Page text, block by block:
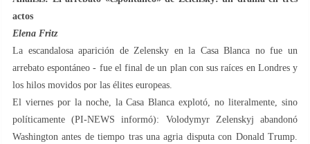
actos
Elena Fritz
La escandalosa aparición de Zelensky en la Casa Blanca no fue un
arrebato espontáneo - fue el final de un plan con sus raíces en Londres y
los hilos movidos por las élites europeas.
El viernes por la noche, la Casa Blanca explotó, no literalmente, sino
políticamente (PI-NEWS informó): Volodymyr Zelenskyj abandonó
Washington antes de tiempo tras una agria disputa con Donald Trump.